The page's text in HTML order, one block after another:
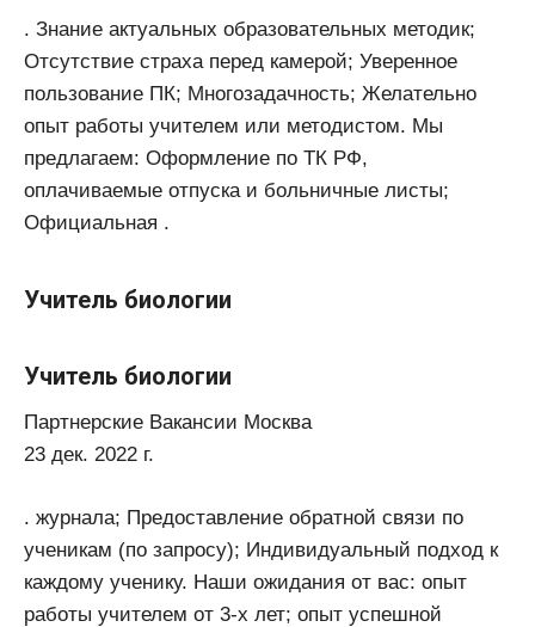
. Знание актуальных образовательных методик;
Отсутствие страха перед камерой; Уверенное
пользование ПК; Многозадачность; Желательно
опыт работы учителем или методистом. Мы
предлагаем: Оформление по ТК РФ,
оплачиваемые отпуска и больничные листы;
Официальная .
Учитель биологии
Учитель биологии
Партнерские Вакансии Москва
23 дек. 2022 г.
. журнала; Предоставление обратной связи по
ученикам (по запросу); Индивидуальный подход к
каждому ученику. Наши ожидания от вас: опыт
работы учителем от 3-х лет; опыт успешной